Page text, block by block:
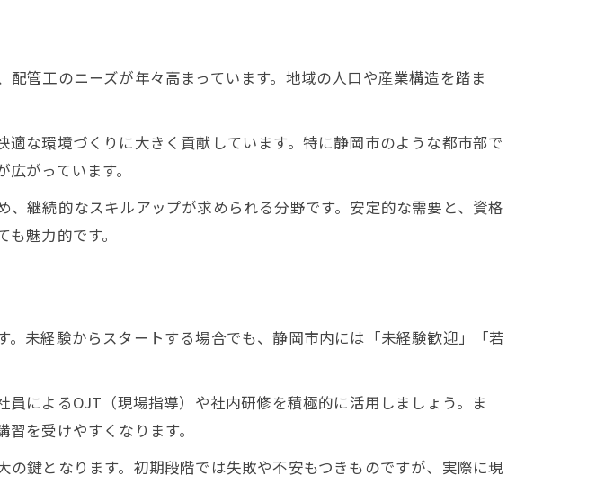
けるステップガイド
て活躍できる理由
に役立つ現場経験
る実践的な勉強法
られるメリット
ップに直結する仕組み
すすめ資格を紹介
事幅が広がる理由
格取得の関係性
管工のニーズが年々高まっています。地域の人口や産業構造を踏ま
な環境づくりに大きく貢献しています。特に静岡市のような都市部で
がっています。
継続的なスキルアップが求められる分野です。安定的な需要と、資格
魅力的です。
未経験からスタートする場合でも、静岡市内には「未経験歓迎」「若
によるOJT（現場指導）や社内研修を積極的に活用しましょう。ま
を受けやすくなります。
鍵となります。初期段階では失敗や不安もつきものですが、実際に現